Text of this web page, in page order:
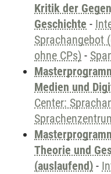
Kritik der
Geschichte -
Sprachangebot
ohne CPs) -
Medien und
Center:
Theorie und
(auslaufend) -